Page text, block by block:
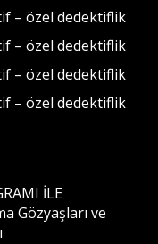
– özel dedektiflik
– özel dedektiflik
– özel dedektiflik
– özel dedektiflik
İLE
Gözyaşları ve